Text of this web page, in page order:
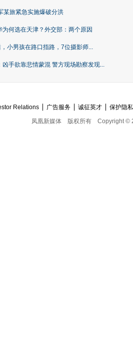
某旅紧急实施爆破分洪
何选在天津？外交部：两个原因
小男孩在路口指路，7位摄影师...
手欲靠悲情蒙混 警方现场勘察发现...
Relations 广告服务 诚征英才
保护隐
凤凰新媒体
版权所有 Copyright ©